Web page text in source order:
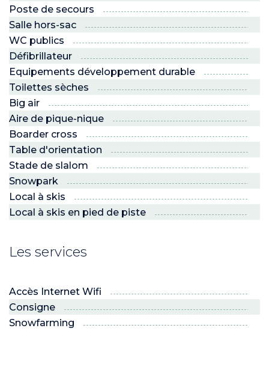
Poste de secours
Salle hors-sac
WC publics
Défibrillateur
Equipements développement durable
Toilettes sèches
Big air
Aire de pique-nique
Boarder cross
Table d'orientation
Stade de slalom
Snowpark
Local à skis
Local à skis en pied de piste
Les services
Accès Internet Wifi
Consigne
Snowfarming